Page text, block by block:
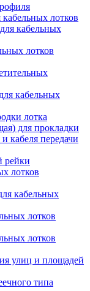
лотков
кабельных
лотков
кабельных
лотка
для прокладки
кабеля передачи
рейки
лотков
кабельных
лотков
лотков
улиц и площадей
типа